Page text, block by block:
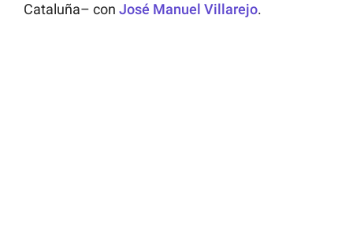
Cataluña– con José Manuel Villarejo.